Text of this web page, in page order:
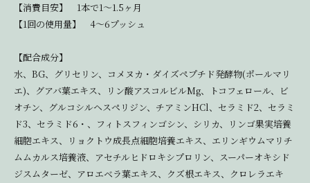
【消費目安】 1本で1～1.5ヶ月
【1回の使用量】 4～6プッシュ
【配合成分】
水、BG、グリセリン、コメヌカ・ダイズペプチド発酵物(ポールマリ
エ)、グアバ葉エキス、リン酸アスコルビルMg、トコフェロール、ビ
オチン、グルコシルヘスペリジン、チアミンHCl、セラミド2、セラミ
ド3、セラミド6・、フィトスフィンゴシン、シリカ、リンゴ果実培養
細胞エキス、リョクトウ成長点細胞培養エキス、エリンギウムマリチ
ムムカルス培養液、アセチルヒドロキシプロリン、スーパーオキシド
ジスムターゼ、アロエベラ葉エキス、クズ根エキス、クロレラエキ